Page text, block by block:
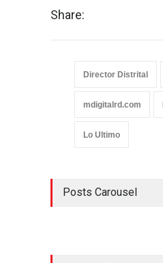
Share:
Director Distrital
mdigitalrd.com
Lo Ultimo
Posts Carousel